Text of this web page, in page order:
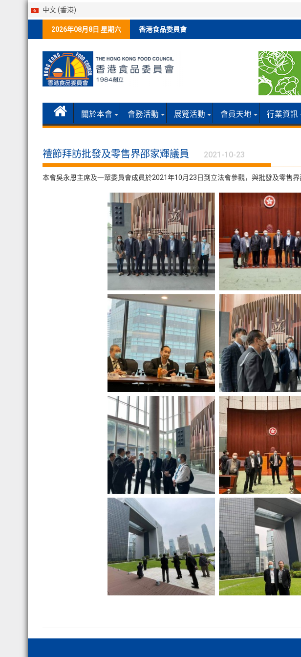
中文 (香港)
2026年08月8日 星期六 香港食品委員會
關於本會 會務活動 展覽活動 會員天地 行業資訊
禮節拜訪批發及零售界邵家輝議員 2021-10-23
本會吳永恩主席及一眾委員會成員於2021年10月23日到立法會參觀，與批發及零售